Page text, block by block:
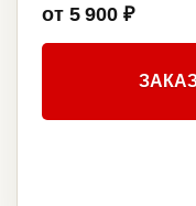
от 5 900 ₽